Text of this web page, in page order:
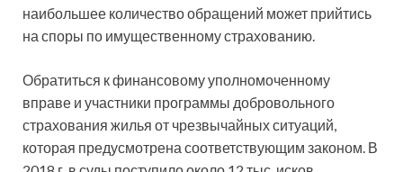
наибольшее количество обращений может прийтись
на споры по имущественному страхованию.
Обратиться к финансовому уполномоченному
вправе и участники программы добровольного
страхования жилья от чрезвычайных ситуаций,
которая предусмотрена соответствующим законом. В